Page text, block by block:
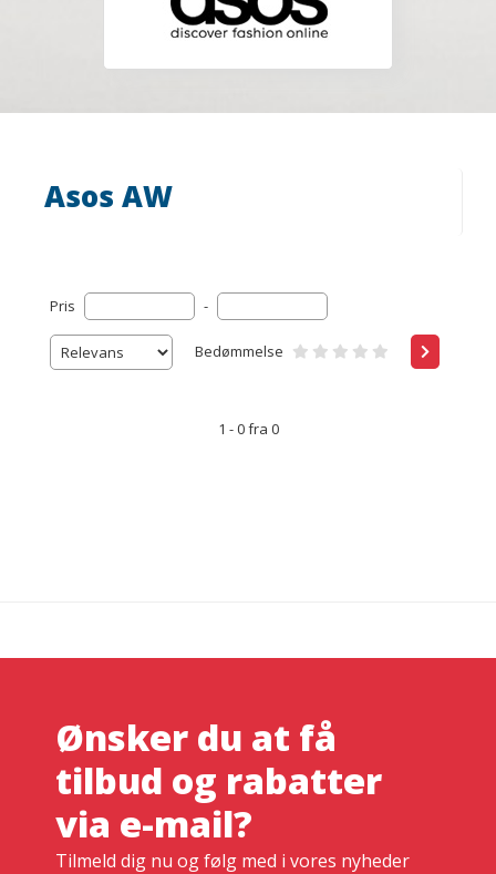
Asos AW
Pris -
Bedømmelse
1 - 0 fra 0
Ønsker du at få
tilbud og rabatter
via e-mail?
Tilmeld dig nu og følg med i vores nyheder